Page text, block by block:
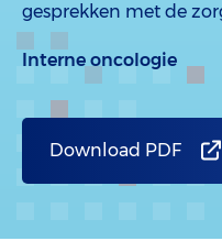
gesprekken met de
Interne oncologie
Download PDF